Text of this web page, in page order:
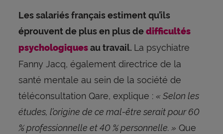
Les salariés français estiment qu’ils
éprouvent de plus en plus dedifficultés
psychologiquesau travail. La psychiatre
Fanny Jacq, également directrice de la
santé mentale au sein de la société de
téléconsultation Qare, explique : « Selon les
études, l’origine de ce mal-être serait pour 60
% professionnelle et 40 % personnelle. » Que